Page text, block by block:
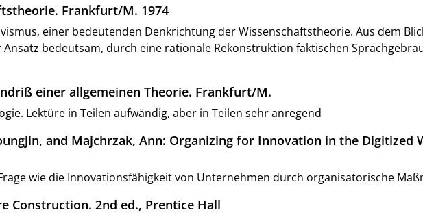
Frankfurt/M. 1974
einer bedeutenden Denkrichtung der Wissenschaftstheorie. Aus dem
bedeutsam, durch eine rationale Rekonstruktion faktischen
einer allgemeinen Theorie. Frankfurt/M.
Lektüre in Teilen aufwändig, aber in Teilen sehr anregend
and Majchrzak, Ann: Organizing for Innovation in the Digitized
wie die Innovationsfähigkeit von Unternehmen durch organisatorische
Construction. 2nd ed., Prentice Hall